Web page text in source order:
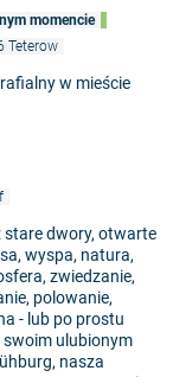
momencie
Teterow
w mieście
stare dwory, otwarte
wyspa, natura,
zwiedzanie,
polowanie,
- lub po prostu
swoim ulubionym
nasza